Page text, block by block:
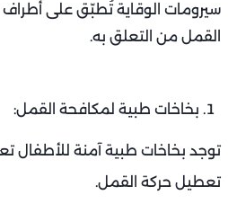
سيرومات الوقاية تُطبّق على
القمل من التعلق به.
بخاخات طبية لمكافحة القمل:
توجد بخاخات طبية آمنة للأطفال
تعطيل حركة القمل.